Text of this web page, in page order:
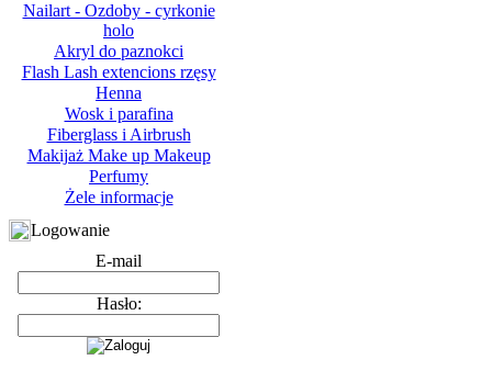
Nailart - Ozdoby - cyrkonie
holo
Akryl do paznokci
Flash Lash extencions rzęsy
Henna
Wosk i parafina
Fiberglass i Airbrush
Makijaż Make up Makeup
Perfumy
Żele informacje
Logowanie
E-mail
Hasło: